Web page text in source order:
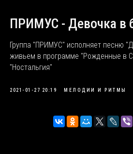
ПРИМУС - Девочка в
Группа "ПРИМУС" исполняет песню
живьем в программе "Рожденные в
"Ностальгия"
2021-01-27 20:19 МЕЛОДИИ И РИТМЫ